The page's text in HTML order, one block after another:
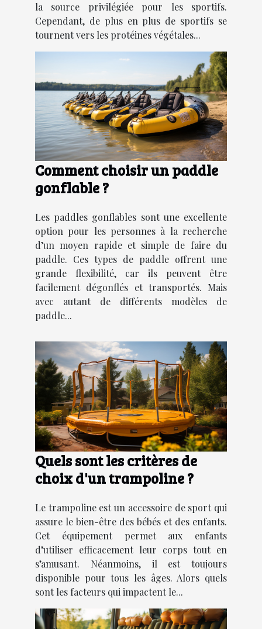
la source privilégiée pour les sportifs.
Cependant, de plus en plus de sportifs se
tournent vers les protéines végétales...
Comment choisir un paddle
gonflable ?
Les paddles gonflables sont une excellente
option pour les personnes à la recherche
d’un moyen rapide et simple de faire du
paddle. Ces types de paddle offrent une
grande flexibilité, car ils peuvent être
facilement dégonflés et transportés. Mais
avec autant de différents modèles de
paddle...
Quels sont les critères de
choix d'un trampoline ?
Le trampoline est un accessoire de sport qui
assure le bien-être des bébés et des enfants.
Cet équipement permet aux enfants
d’utiliser efficacement leur corps tout en
s’amusant. Néanmoins, il est toujours
disponible pour tous les âges. Alors quels
sont les facteurs qui impactent le...